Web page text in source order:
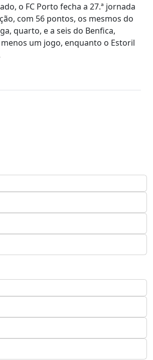
o FC Porto fecha a 27.ª jornada
com 56 pontos, os mesmos do
quarto, e a seis do Benfica,
um jogo, enquanto o Estoril